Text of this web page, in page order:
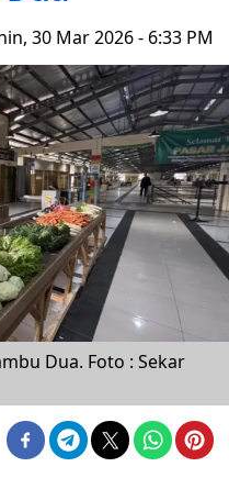
30 Mar 2026 - 6:33 PM
Dua. Foto : Sekar